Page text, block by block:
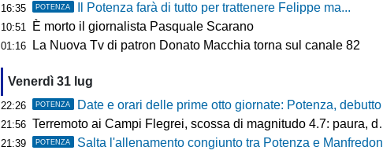
16:35 POTENZA Il Potenza farà di tutto per trattenere Felippe ma...
10:51 È morto il giornalista Pasquale Scarano
01:16 La Nuova Tv di patron Donato Macchia torna sul canale 82
Venerdì 31 lug
22:26 POTENZA Date e orari delle prime otto giornate: Potenza, debutto al Viviani contro il Casarano venerdì 21 agosto alle 21
21:56 Terremoto ai Campi Flegrei, scossa di magnitudo 4.7: paura, danni e sciame sismico ancora in corso
21:39 POTENZA Salta l'allenamento congiunto tra Potenza e Manfredonia, ecco perchè